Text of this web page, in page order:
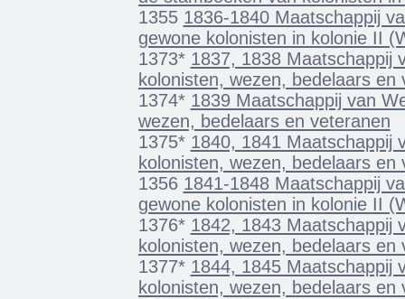
1355 1836-1840 Maatschappij
gewone kolonisten in kolonie II
1373* 1837, 1838 Maatschappij
kolonisten, wezen, bedelaars en
1374* 1839 Maatschappij van
wezen, bedelaars en veteranen
1375* 1840, 1841 Maatschappij
kolonisten, wezen, bedelaars en
1356 1841-1848 Maatschappij
gewone kolonisten in kolonie II
1376* 1842, 1843 Maatschappij
kolonisten, wezen, bedelaars en
1377* 1844, 1845 Maatschappij
kolonisten, wezen, bedelaars en